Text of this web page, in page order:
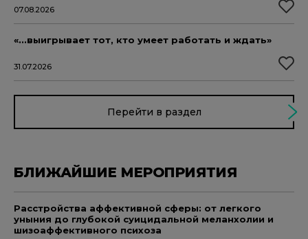
07.08.2026
«...выигрывает тот, кто умеет работать и ждать»
31.07.2026
Перейти в раздел
БЛИЖАЙШИЕ МЕРОПРИЯТИЯ
Расстройства аффективной сферы: от легкого
уныния до глубокой суицидальной меланхолии и
шизоаффективного психоза